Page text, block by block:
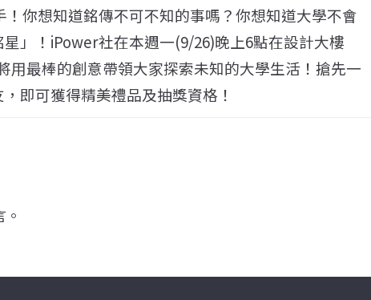
你想知道銘傳不可不知的事嗎？你想知道大學不會
」！iPower社在本週一(9/26)晚上6點在設計大樓
用最棒的創意帶領大家探索未知的大學生活！搶先一
即可獲得精美禮品及抽獎資格！